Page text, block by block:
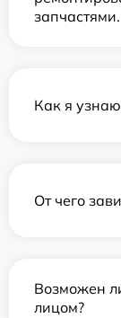
запчастями.
Как я
От чего
Возможен
лицом?